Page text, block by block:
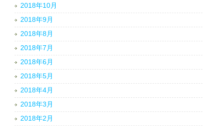
2018年10月
2018年9月
2018年8月
2018年7月
2018年6月
2018年5月
2018年4月
2018年3月
2018年2月